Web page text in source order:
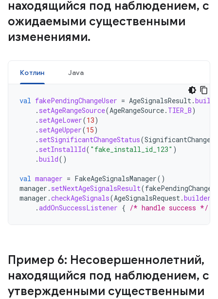
находящийся под наблюдением, с
ожидаемыми существенными
изменениями.
Котлин Java
val fakePendingChangeUser = AgeSignalsResult.
. setAgeRangeSource(AgeRangeSource. TIER_B)
. setAgeLower(13)
. setAgeUpper(15)
. setSignificantChangeStatus(
. setInstallId( "fake_install_id_123" )
.build()
val manager = FakeAgeSignalsManager()
manager . setNextAgeSignalsResult(
manager .checkAgeSignals(AgeSignalsRequest.builder
.addOnSuccessListener { /* handle success */
Пример 6: Несовершеннолетний,
находящийся под наблюдением, с
утвержденными существенными